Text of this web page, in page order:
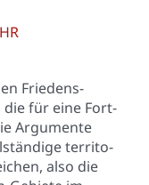
Frie­dens­
die für eine Fort­
Argu­men­te
ter­ri­to­
also die